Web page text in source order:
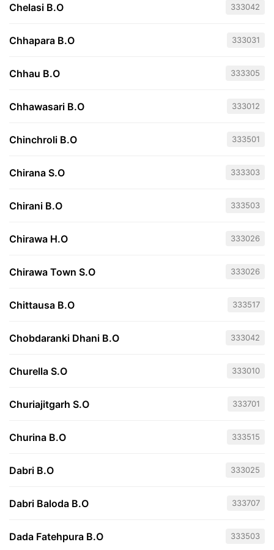
Chelasi B.O 333042
Chhapara B.O 333031
Chhau B.O 333305
Chhawasari B.O 333012
Chinchroli B.O 333501
Chirana S.O 333303
Chirani B.O 333503
Chirawa H.O 333026
Chirawa Town S.O 333026
Chittausa B.O 333517
Chobdaranki Dhani B.O 333042
Churella S.O 333010
Churiajitgarh S.O 333701
Churina B.O 333515
Dabri B.O 333025
Dabri Baloda B.O 333707
Dada Fatehpura B.O 333503